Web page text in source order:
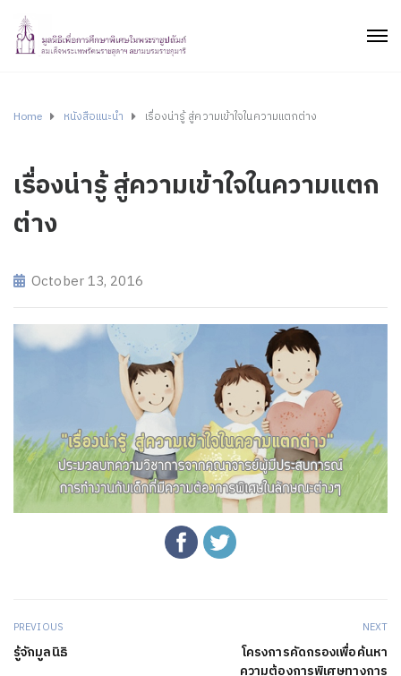
Home หนังสือแนะนำ เรื่องน่ารู้ สู่ความเข้าใจในความแตกต่าง
เรื่องน่ารู้ สู่ความเข้าใจในความแตก
ต่าง
October 13, 2016
PREVIOUS
รู้จักมูลนิธิ
NEXT
โครงการคัดกรองเพื่อค้นหา
ความต้องการพิเศษทางการ